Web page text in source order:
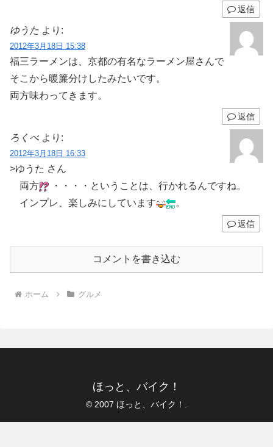
返信
ゆうた より:
2012年3月18日 15:38
福三ラーメンは、京都の有名なラーメン屋さんで
そこから暖簾分けしたみたいです。
両方味わってきます。
返信
ろくべ より:
2012年3月18日 16:33
>ゆうた さん
両方
・・・・ということは、行かれるんですね。
インプレ、楽しみにしています
。
返信
コメントを書き込む
ホーム グルメ
ほっと、バイク！
© 2007 ほっと、バイク！.